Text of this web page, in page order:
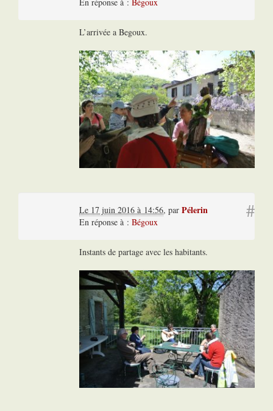
L’arrivée a Begoux.
#
Le 17 juin 2016 à 14:56, par Pélerin
En réponse à : Bégoux
Instants de partage avec les habitants.